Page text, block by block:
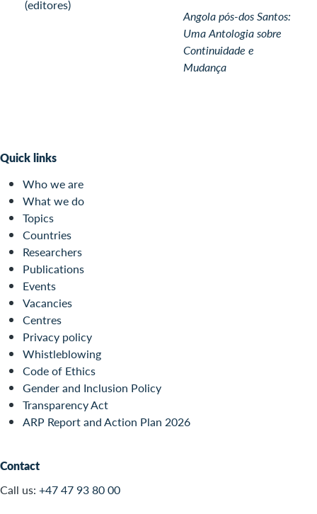
(editores)
Angola pós-dos Santos:
Uma Antologia sobre
Continuidade e
Mudança
Quick links
Who we are
What we do
Topics
Countries
Researchers
Publications
Events
Vacancies
Centres
Privacy policy
Whistleblowing
Code of Ethics
Gender and Inclusion Policy
Transparency Act
ARP Report and Action Plan 2026
Contact
Call us: +47 47 93 80 00